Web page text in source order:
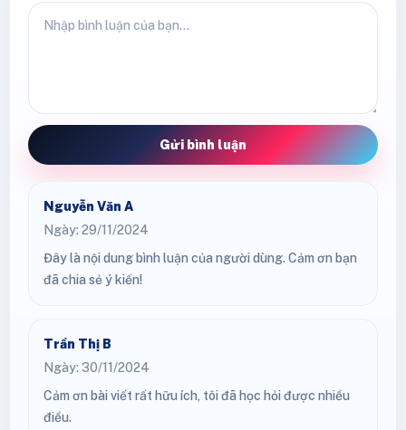
Gửi bình luận
Nguyễn Văn A
Ngày: 29/11/2024
Đây là nội dung bình luận của người dùng. Cảm ơn bạn
đã chia sẻ ý kiến!
Trần Thị B
Ngày: 30/11/2024
Cảm ơn bài viết rất hữu ích, tôi đã học hỏi được nhiều
điều.